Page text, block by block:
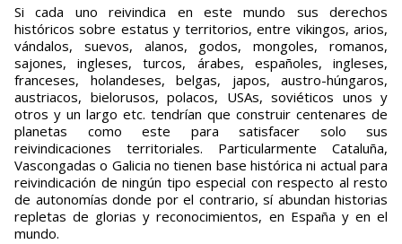
Si cada uno reivindica en este mundo sus derechos
históricos sobre estatus y territorios, entre vikingos, arios,
vándalos, suevos, alanos, godos, mongoles, romanos,
sajones, ingleses, turcos, árabes, españoles, ingleses,
franceses, holandeses, belgas, japos, austro-húngaros,
austriacos, bielorusos, polacos, USAs, soviéticos unos y
otros y un largo etc. tendrían que construir centenares de
planetas como este para satisfacer solo sus
reivindicaciones territoriales. Particularmente Cataluña,
Vascongadas o Galicia no tienen base histórica ni actual para
reivindicación de ningún tipo especial con respecto al resto
de autonomías donde por el contrario, sí abundan historias
repletas de glorias y reconocimientos, en España y en el
mundo.